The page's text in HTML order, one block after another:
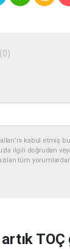
(0)
kabul etmiş
ilgili doğrudan
tüm